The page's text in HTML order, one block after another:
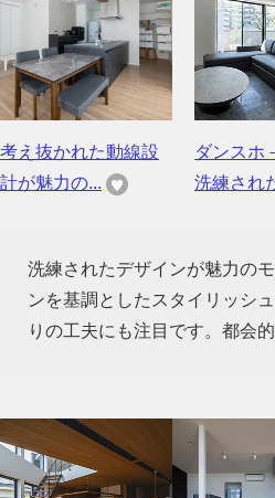
考え抜かれた動線設
計が魅力の...
ダンスホ
洗練され
洗練されたデザインが魅力の
ンを基調としたスタイリッシ
りの工夫にも注目です。都会